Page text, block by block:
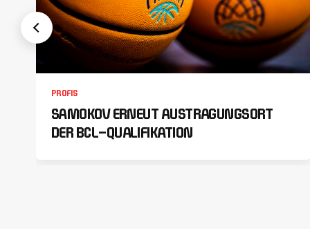
PROFIS
SAMOKOV ERNEUT AUSTRAGUNGSORT
DER BCL-QUALIFIKATION